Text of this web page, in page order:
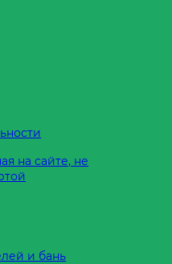
на сайте, не
и бань